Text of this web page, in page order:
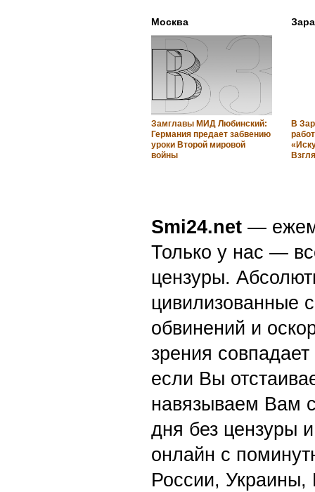
Москва
Замглавы МИД Любинский:
Германия предает забвению
уроки Второй мировой
войны
В
Smi24.net —
Только у нас —
цензуры.
цивилизованные
обвинений и
зрения
если Вы
навязываем Вам
дня без цензуры
онлайн с
России,